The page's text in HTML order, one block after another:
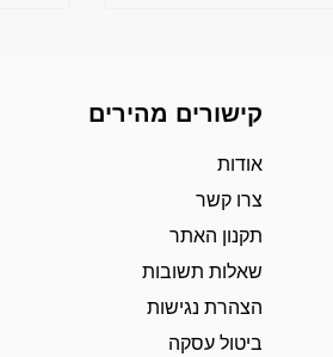
קישורים מהירים
אודות
צרו קשר
תקנון האתר
שאלות תשובות
הצהרת נגישות
ביטול עסקה